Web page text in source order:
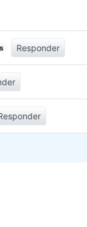
Responder